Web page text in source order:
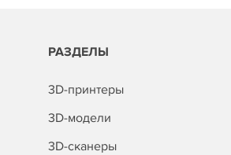
РАЗДЕЛЫ
3D-принтеры
3D-модели
3D-сканеры